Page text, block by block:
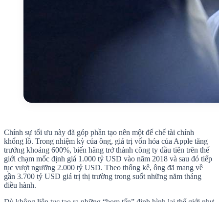
Chính sự tối ưu này đã góp phần tạo nên một đế chế tài chính
khổng lồ. Trong nhiệm kỳ của ông, giá trị vốn hóa của Apple tăng
trưởng khoảng 600%, biến hãng trở thành công ty đầu tiên trên thế
giới chạm mốc định giá 1.000 tỷ USD vào năm 2018 và sau đó tiếp
tục vượt ngưỡng 2.000 tỷ USD. Theo thống kê, ông đã mang về
gần 3.700 tỷ USD giá trị thị trường trong suốt những năm tháng
điều hành.